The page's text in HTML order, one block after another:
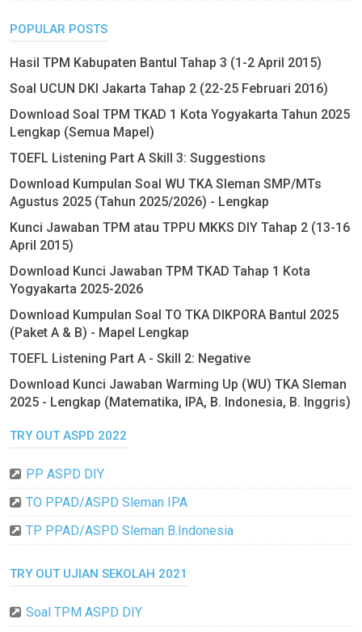
POPULAR POSTS
Hasil TPM Kabupaten Bantul Tahap 3 (1-2 April 2015)
Soal UCUN DKI Jakarta Tahap 2 (22-25 Februari 2016)
Download Soal TPM TKAD 1 Kota Yogyakarta Tahun 2025
Lengkap (Semua Mapel)
TOEFL Listening Part A Skill 3: Suggestions
Download Kumpulan Soal WU TKA Sleman SMP/MTs
Agustus 2025 (Tahun 2025/2026) - Lengkap
Kunci Jawaban TPM atau TPPU MKKS DIY Tahap 2 (13-16
April 2015)
Download Kunci Jawaban TPM TKAD Tahap 1 Kota
Yogyakarta 2025-2026
Download Kumpulan Soal TO TKA DIKPORA Bantul 2025
(Paket A & B) - Mapel Lengkap
TOEFL Listening Part A - Skill 2: Negative
Download Kunci Jawaban Warming Up (WU) TKA Sleman
2025 - Lengkap (Matematika, IPA, B. Indonesia, B. Inggris)
TRY OUT ASPD 2022
PP ASPD DIY
TO PPAD/ASPD Sleman IPA
TP PPAD/ASPD Sleman B.Indonesia
TRY OUT UJIAN SEKOLAH 2021
Soal TPM ASPD DIY